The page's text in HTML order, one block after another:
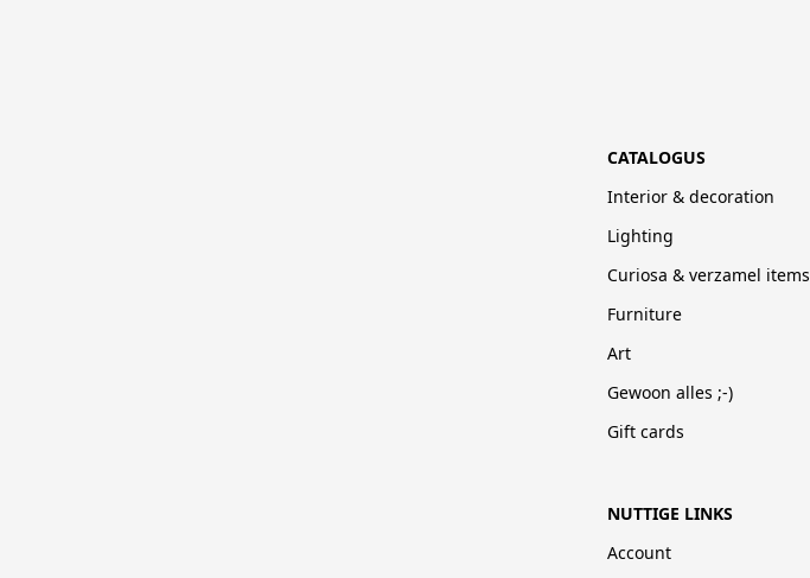
CATALOGUS
Interior & decoration
Lighting
Curiosa & verzamel items
Furniture
Art
Gewoon alles ;-)
Gift cards
NUTTIGE LINKS
Account